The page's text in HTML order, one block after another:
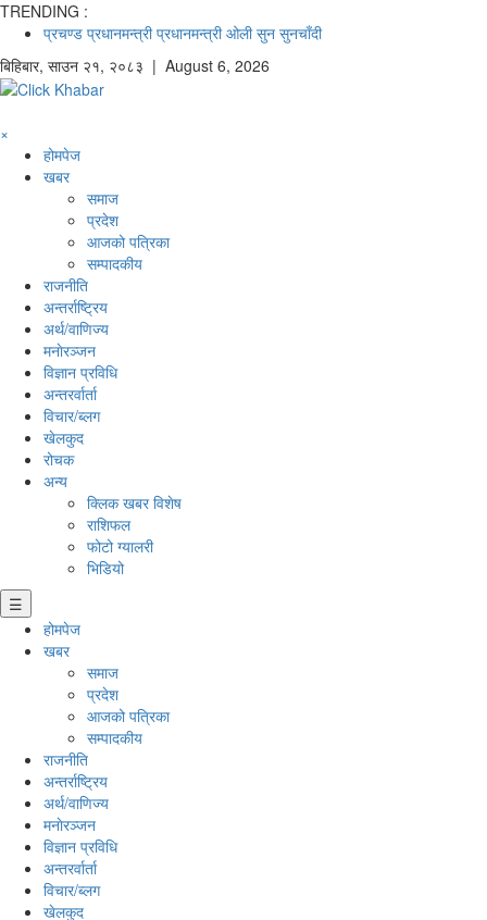
TRENDING :
प्रचण्ड प्रधानमन्त्री प्रधानमन्त्री ओली सुन सुनचाँदी
बिहिबार, साउन २१, २०८३ | August 6, 2026
×
होमपेज
खबर
समाज
प्रदेश
आजको पत्रिका
सम्पादकीय
राजनीति
अन्तर्राष्ट्रिय
अर्थ/वाणिज्य
मनाेरञ्जन
विज्ञान प्रविधि
अन्तरर्वार्ता
विचार/ब्लग
खेलकुद
रोचक
अन्य
क्लिक खबर विशेष
राशिफल
फोटो ग्यालरी
भिडियो
☰
होमपेज
खबर
समाज
प्रदेश
आजको पत्रिका
सम्पादकीय
राजनीति
अन्तर्राष्ट्रिय
अर्थ/वाणिज्य
मनाेरञ्जन
विज्ञान प्रविधि
अन्तरर्वार्ता
विचार/ब्लग
खेलकुद